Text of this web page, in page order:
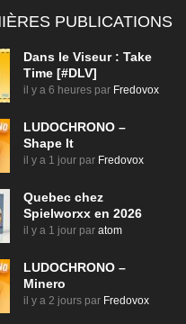
PUBLICATIONS
Dans le Viseur : Take
Time [#DLV]
il y a 6 heures par Fredovox
LUDOCHRONO –
Shape It
il y a 1 jour par Fredovox
Quebec chez
Spielworxx en 2026
il y a 1 jour par atom
LUDOCHRONO –
Minero
il y a 2 jours par Fredovox